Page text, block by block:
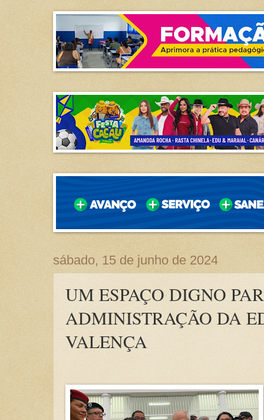
sábado, 15 de junho de 2024
UM ESPAÇO DIGNO
ADMINISTRAÇÃO DA
VALENÇA